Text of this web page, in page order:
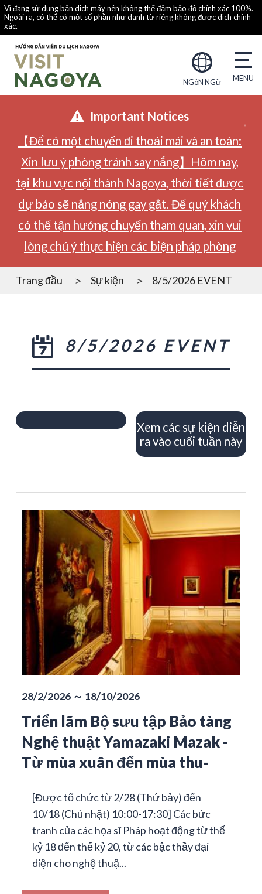
Vì đang sử dụng bản dịch máy nên không thể đảm bảo độ chính xác 100%.
Ngoài ra, có thể có một số phần như danh từ riêng không được dịch chính
xác.
NGôN NGữ
Important Notices
【Để có một chuyến đi thoải mái và an toàn:
Xin lưu ý phòng tránh say nắng】Hôm nay,
tại khu vực nội thành Nagoya, thời tiết được
dự báo sẽ nắng nóng gay gắt. Để quý khách
có thể tận hưởng chuyến tham quan, xin vui
lòng chú ý thực hiện các biện pháp phòng
Trang đầu Sự kiện 8/5/2026 EVENT
8/5/2026 EVENT
Xem các sự kiện diễn
ra vào cuối tuần này
28/2/2026 ～ 18/10/2026
Triển lãm Bộ sưu tập Bảo tàng
Nghệ thuật Yamazaki Mazak -
Từ mùa xuân đến mùa thu-
[Được tổ chức từ 2/28 (Thứ bảy) đến
10/18 (Chủ nhật) 10:00-17:30] Các bức
tranh của các họa sĩ Pháp hoạt động từ thế
kỷ 18 đến thế kỷ 20, từ các bậc thầy đại
diện cho nghệ thuậ...